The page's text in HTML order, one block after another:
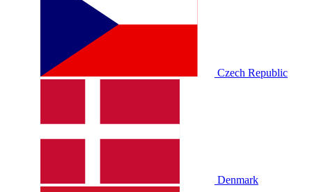
Czech Republic
Denmark